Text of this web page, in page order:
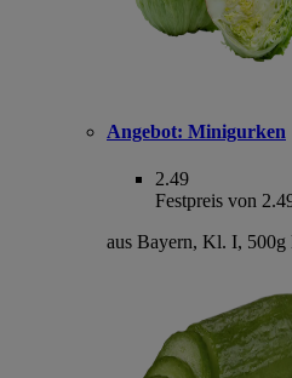
Angebot: Minigurken
2.49
Festpreis von
aus Bayern, Kl. I,